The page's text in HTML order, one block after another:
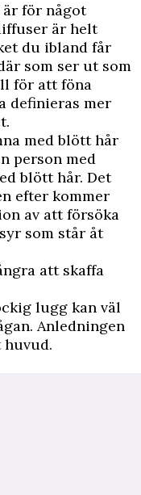
för något
är helt
du ibland får
som ser ut som
för att föna
definieras mer
med blött hår
person med
blött hår. Det
efter kommer
av att försöka
som står åt
att skaffa
lugg kan väl
Anledningen